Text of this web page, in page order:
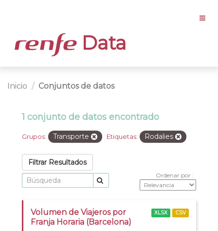
Data
Inicio Conjuntos de datos
1 conjunto de datos encontrado
Grupos: Transporte Etiquetas: Rodalies
Filtrar Resultados
Ordenar por
Volumen de Viajeros por
Franja Horaria (Barcelona)
XLSX CSV